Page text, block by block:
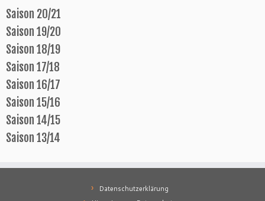
Saison 20/21
Saison 19/20
Saison 18/19
Saison 17/18
Saison 16/17
Saison 15/16
Saison 14/15
Saison 13/14
Datenschutzerklärung